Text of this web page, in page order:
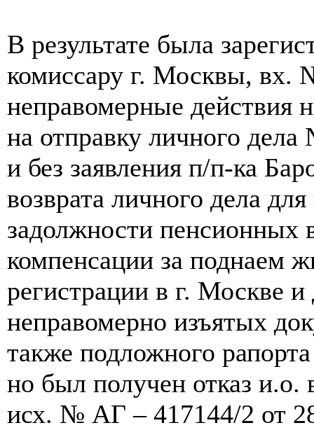
В результате была
комиссару г. Москвы, вх.
неправомерные
на отправку личного
и без заявления п/п-ка
возврата личного дела
задолжности пенсионных
компенсации за поднаем
регистрации в г. Москве и
неправомерно изъятых
также подложного
но был получен отказ и.о.
исх. № АГ – 417144/2 от